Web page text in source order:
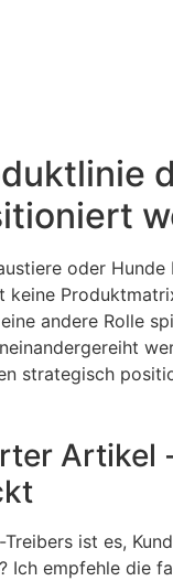
oder
keine
andere Rolle
strategisch
ist es,
Ich empfehle die